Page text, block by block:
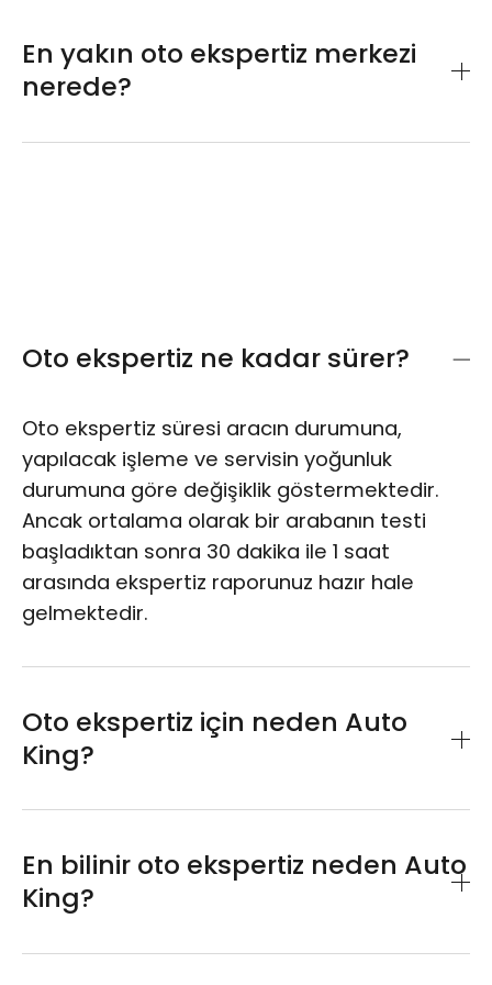
aracınızın ihtiyacı olan testleri yaptırabilir,
kazançlı çıkabilirsiniz. Auto King
tüm ekspertiz paketlerimizi ve fiyatlarını
En yakın oto ekspertiz merkezi
nerede?
Oto ekspertiz ne kadar sürer?
Oto ekspertiz süresi aracın durumuna,
yapılacak işleme ve servisin yoğunluk
durumuna göre değişiklik göstermektedir.
Ancak ortalama olarak bir arabanın testi
başladıktan sonra 30 dakika ile 1 saat
arasında ekspertiz raporunuz hazır hale
gelmektedir.
Oto ekspertiz için neden Auto
King?
Auto King Oto Ekspertiz bayileri, tüm
müşterilerine en kaliteli ve güvenilir hizmeti
sunmaktadır. Son teknoloji ekipmanlar
kullanılarak yapılan incelemelerimiz,
En bilinir oto ekspertiz neden Auto
King?